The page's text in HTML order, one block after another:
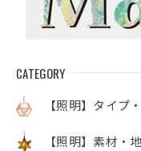
CATEGORY
【照明】タイプ
【照明】素材・